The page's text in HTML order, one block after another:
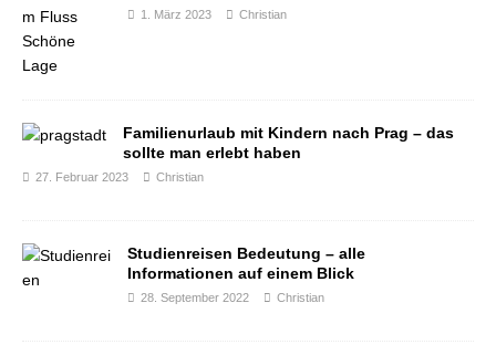
1. März 2023 Christian
Familienurlaub mit Kindern nach Prag – das
sollte man erlebt haben
27. Februar 2023 Christian
Studienreisen Bedeutung – alle
Informationen auf einem Blick
28. September 2022 Christian